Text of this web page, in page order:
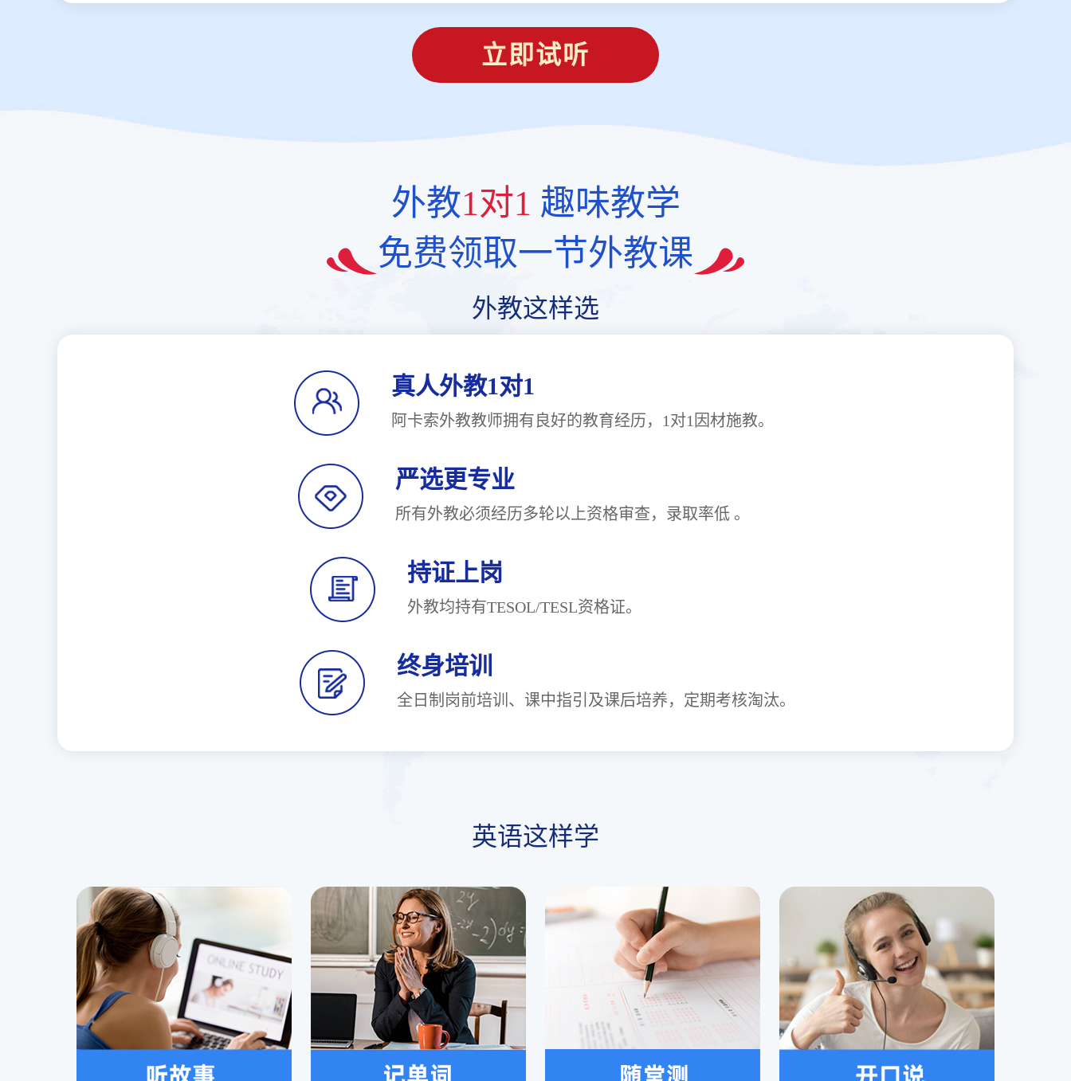
立即试听
外教1对1 趣味教学
免费领取一节外教课
外教这样选
真人外教1对1
阿卡索外教教师拥有良好的教育经历，1对1因材施教。
严选更专业
所有外教必须经历多轮以上资格审查，录取率低 。
持证上岗
外教均持有TESOL/TESL资格证。
终身培训
全日制岗前培训、课中指引及课后培养，定期考核淘汰。
英语这样学